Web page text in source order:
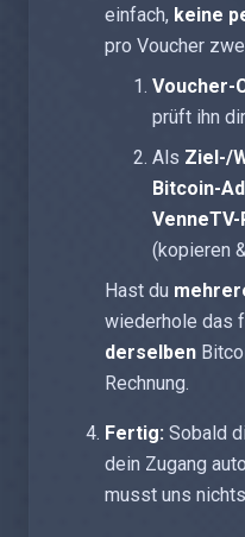
einfach, keine
pro Voucher
Voucher-
prüft ihn
Als Ziel-/
Bitcoin-
(kopieren
Hast du
wiederhole das
derselben
Rechnung.
Fertig: Sobald
dein Zugang
musst uns